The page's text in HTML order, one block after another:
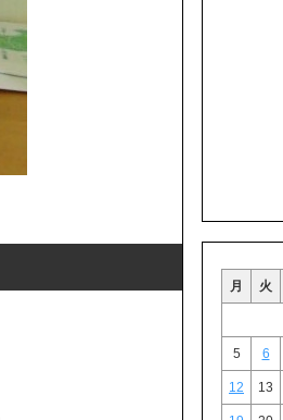
月
火
5 6
12 13